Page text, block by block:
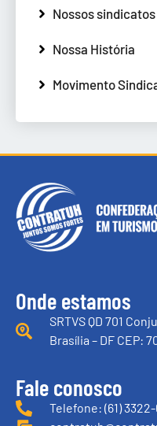
Nossos sindicatos
Nossa História
Movimento
Onde estamos
SRTVS QD 701
Brasília – DF CEP:
Fale conosco
Telefone: (61)